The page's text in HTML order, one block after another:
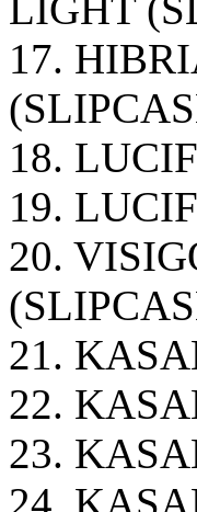
17.
18.
19.
20.
21.
22.
23.